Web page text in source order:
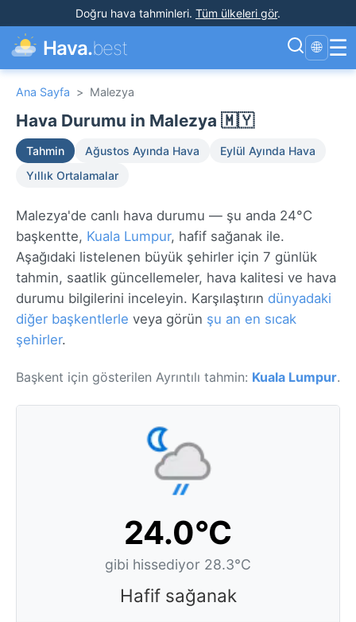
Doğru hava tahminleri. Tüm ülkeleri gör.
Hava.best 🌐 ☰
Ana Sayfa > Malezya
Hava Durumu in Malezya 🇲🇾
Tahmin Ağustos Ayında Hava
Eylül Ayında Hava
Yıllık Ortalamalar
Malezya'de canlı hava durumu — şu anda 24°C
başkentte, Kuala Lumpur, hafif sağanak ile.
Aşağıdaki listelenen büyük şehirler için 7 günlük
tahmin, saatlik güncellemeler, hava kalitesi ve hava
durumu bilgilerini inceleyin. Karşılaştırın dünyadaki
diğer başkentlerle veya görün şu an en sıcak
şehirler.
Başkent için gösterilen Ayrıntılı tahmin: Kuala Lumpur.
24.0°C
gibi hissediyor 28.3°C
Hafif sağanak